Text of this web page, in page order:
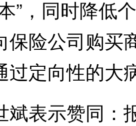
”，同时降低
保险公司购买
过定向性的大
示赞同：报